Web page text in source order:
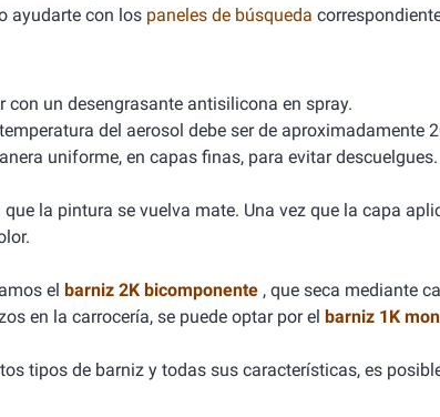
ayudarte con los paneles de búsqueda
con un desengrasante antisilicona en spray.
del aerosol debe ser de aproximadamente
uniforme, en capas finas, para evitar
que la pintura se vuelva mate. Una vez que la capa
el barniz 2K bicomponente , que seca mediante
en la carrocería, se puede optar por el barniz 1K
tipos de barniz y todas sus características, es